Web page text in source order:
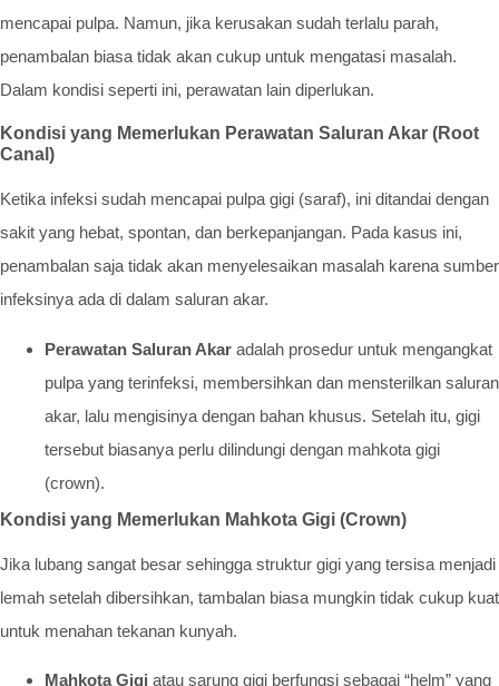
mencapai pulpa. Namun, jika kerusakan sudah terlalu parah,
penambalan biasa tidak akan cukup untuk mengatasi masalah.
Dalam kondisi seperti ini, perawatan lain diperlukan.
Kondisi yang Memerlukan Perawatan Saluran Akar (Root
Canal)
Ketika infeksi sudah mencapai pulpa gigi (saraf), ini ditandai dengan
sakit yang hebat, spontan, dan berkepanjangan. Pada kasus ini,
penambalan saja tidak akan menyelesaikan masalah karena sumber
infeksinya ada di dalam saluran akar.
Perawatan Saluran Akar adalah prosedur untuk mengangkat
pulpa yang terinfeksi, membersihkan dan mensterilkan saluran
akar, lalu mengisinya dengan bahan khusus. Setelah itu, gigi
tersebut biasanya perlu dilindungi dengan mahkota gigi
(crown).
Kondisi yang Memerlukan Mahkota Gigi (Crown)
Jika lubang sangat besar sehingga struktur gigi yang tersisa menjadi
lemah setelah dibersihkan, tambalan biasa mungkin tidak cukup kuat
untuk menahan tekanan kunyah.
Mahkota Gigi atau sarung gigi berfungsi sebagai “helm” yang